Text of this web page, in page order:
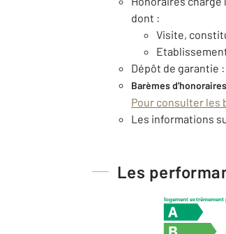
dont :
Visite,
Dépôt de garantie :
Barèmes
Pour consulter les
Les informations
Les
logement extrêmement